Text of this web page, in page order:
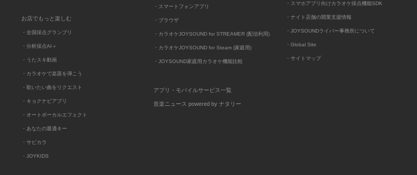
お店でもっと楽しむ
・全国採点グランプリ
・分析採点AI＋
・うたスキ動画
・カラオケで楽器を弾こう
・歌いたい曲をリクエスト
・キョクナビアプリ
・オートボーカルエフェクト
・あなたの最適キー
・サビカラ
・JOYKIDS
・スマートフォンアプリ
・ブラウザ
・カラオケJOYSOUND for STREAMER (配信利用)
・カラオケJOYSOUND for Steam (家庭用)
・JOYSOUND家庭用カラオケ機能比較
アプリ・モバイルサービス一覧
音楽ニュース powered by ナタリー
・スマホアプリ向けカラオケ採点機能SDK
・ナイト店舗の開業支援情報
・JOYSOUNDライバー事務所について
・Global Site
・サイトマップ